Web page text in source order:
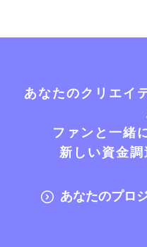
あなたのクリエイ
ファンと一緒
新しい資金
あなたのプロ